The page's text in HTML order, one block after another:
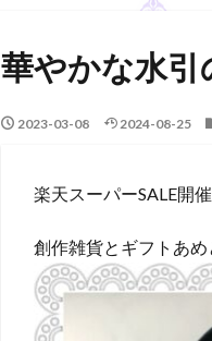
華やかな水引
2023-03-08 2024-08-25
楽天スーパーSALE開
創作雑貨とギフトあ